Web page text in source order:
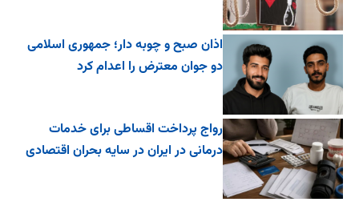
اذان صبح و چوبه دار؛ جمهوری اسلامی
دو جوان معترض را اعدام کرد
رواج پرداخت اقساطی برای خدمات
درمانی در ایران در سایه بحران اقتصادی